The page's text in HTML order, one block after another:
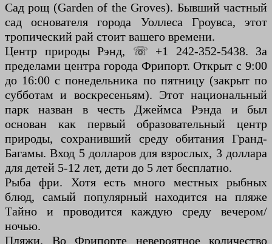
Сад рощ (Garden of the Groves). Бывший частный
сад основателя города Уоллеса Гроувса, этот
тропический рай стоит вашего времени.
Центр природы Рэнд, ☏ +1 242-352-5438. За
пределами центра города Фрипорт. Открыт с 9:00
до 16:00 с понедельника по пятницу (закрыт по
субботам и воскресеньям). Этот национальный
парк назван в честь Джеймса Рэнда и был
основан как первый образовательный центр
природы, сохранивший среду обитания Гранд-
Багамы. Вход 5 долларов для взрослых, 3 доллара
для детей 5-12 лет, дети до 5 лет бесплатно.
Рыба фри. Хотя есть много местных рыбных
блюд, самый популярный находится на пляже
Тайно и проводится каждую среду вечером/
ночью.
Пляжи. Во Фрипорте невероятное количество